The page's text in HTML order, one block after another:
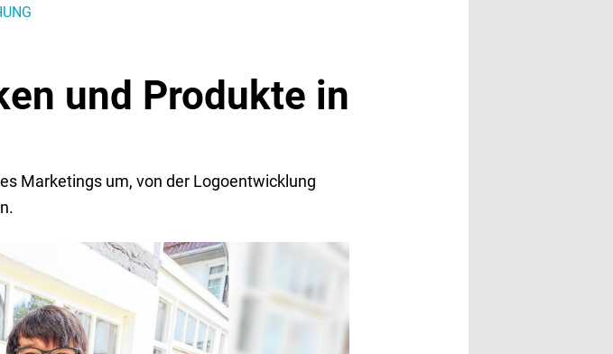
und Produkte in
Marketings um, von der Logoentwicklung